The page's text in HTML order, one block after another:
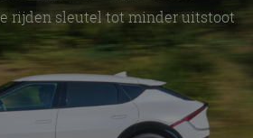
rijden sleutel tot minder uitstoot